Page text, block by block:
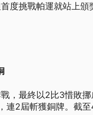
度挑戰帕運就站上頒
，最終以2比3惜敗
連2屆斬獲銅牌。截